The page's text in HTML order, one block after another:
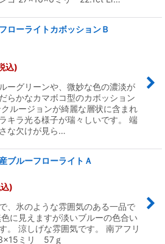
ローライトカボッションＢ
込)
ーグリーンや、微妙な色の濃淡が
らかなカマボコ型のカボッション
ルージョンが綺麗な層状に含まれ
キラ光る様子が瑞々しいです。 端
な欠けが見ら…
ブルーフローライトＡ
)
、氷のような雰囲気のある一品で
に見えますが淡いブルーの色合い
。 涼しげな雰囲気です。 南アフリ
ミリ 57ｇ